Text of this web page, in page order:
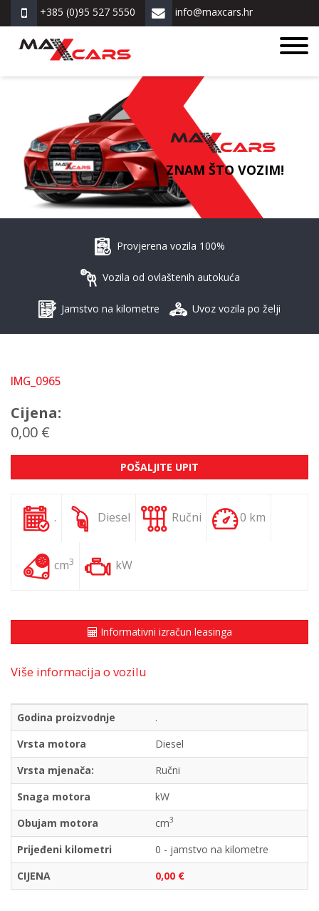
+385 (0)95 527 5550 info@maxcars.hr
ZNAM ŠTO VOZIM!
Provjerena vozila 100%
Vozila od ovlaštenih autokuća
Jamstvo na kilometre Uvoz vozila po želji
IMG_0965
Cijena:
0,00 €
POŠALJITE UPIT
. Diesel Ručni 0 km
cm3 kW
Informativni izračun leasinga
Više informacija o vozilu
Godina proizvodnje
.
Vrsta motora
Diesel
Vrsta mjenača:
Ručni
Snaga motora
kW
Obujam motora
cm3
Prijeđeni kilometri
0 - jamstvo na kilometre
CIJENA
0,00 €